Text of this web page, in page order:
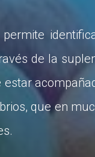
de la
que en